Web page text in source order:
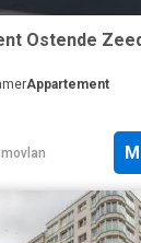
Ostende
Appartement